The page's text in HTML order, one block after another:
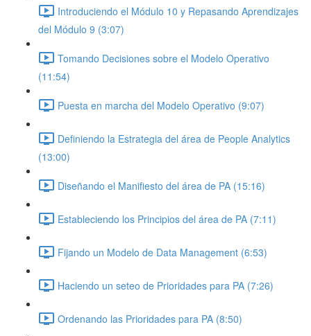
Introduciendo el Módulo 10 y Repasando Aprendizajes
del Módulo 9 (3:07)
Tomando Decisiones sobre el Modelo Operativo
(11:54)
Puesta en marcha del Modelo Operativo (9:07)
Definiendo la Estrategia del área de People Analytics
(13:00)
Diseñando el Manifiesto del área de PA (15:16)
Estableciendo los Principios del área de PA (7:11)
Fijando un Modelo de Data Management (6:53)
Haciendo un seteo de Prioridades para PA (7:26)
Ordenando las Prioridades para PA (8:50)